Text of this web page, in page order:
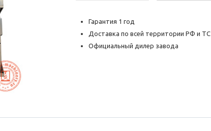
Гарантия 1 год
Доставка по всей территории РФ и ТС
Официальный дилер завода